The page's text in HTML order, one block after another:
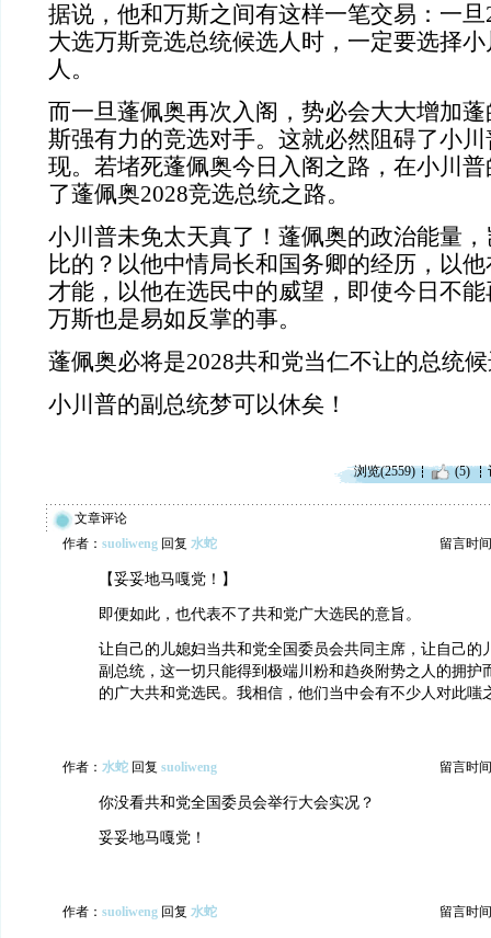
据说，他和万斯之间有这样一笔交易：一旦
大选万斯竞选总统候选人时，一定要选择
人。
而一旦蓬佩奥再次入阁，势必会大大增加
斯强有力的竞选对手。这就必然阻碍了小
现。若堵死蓬佩奥今日入阁之路，在小川
了蓬佩奥2028竞选总统之路。
小川普未免太天真了！蓬佩奥的政治能量
比的？以他中情局长和国务卿的经历，以
才能，以他在选民中的威望，即使今日不
万斯也是易如反掌的事。
蓬佩奥必将是2028共和党当仁不让的总统
小川普的副总统梦可以休矣！
浏览(2559) (5)
文章评论
作者： suoliweng 回复 水蛇 留言时
【妥妥地马嘎党！】
即便如此，也代表不了共和党广大选民的意旨。
让自己的儿媳妇当共和党全国委员会共同主席，让自己的
副总统，这一切只能得到极端川粉和趋炎附势之人的拥护
的广大共和党选民。我相信，他们当中会有不少人对此嗤
作者： 水蛇 回复 suoliweng 留言时
你没看共和党全国委员会举行大会实况？
妥妥地马嘎党！
作者： suoliweng 回复 水蛇 留言时